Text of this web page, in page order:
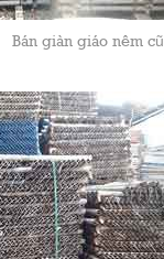
Bán giàn giáo nêm cũ